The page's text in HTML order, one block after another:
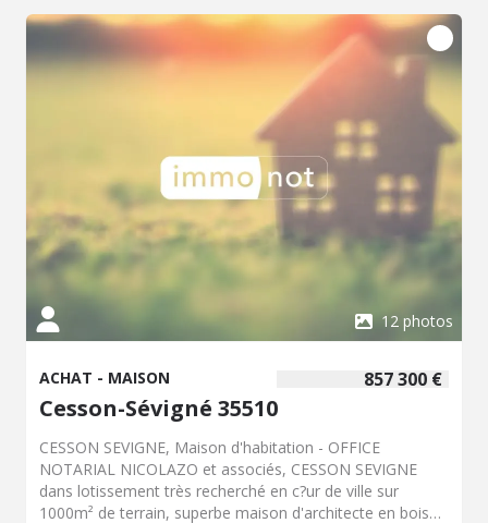
attenant avec trappe d'accès au vide sanitaire. Belle
terrasse au Sud avec vue dégagée sur espace vert pour
plus de tranquillité. - Classe énergie : B - Classe climat : A -
Montant estimé des dépenses annuelles d'énergie pour
un usage standard : 407 à 407 € (base 2015) - Prix Hon.
Négo Inclus : 270 200 € dont 3,92% Hon. Négo TTC
charge acq. Prix Hors Hon. Négo :260 000 € - Réf :
12 photos
857 300 €
ACHAT - MAISON
Cesson-Sévigné 35510
CESSON SEVIGNE, Maison d'habitation - OFFICE
NOTARIAL NICOLAZO et associés, CESSON SEVIGNE
dans lotissement très recherché en c?ur de ville sur
1000m² de terrain, superbe maison d'architecte en bois